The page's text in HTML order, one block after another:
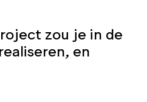
zou je in de
en